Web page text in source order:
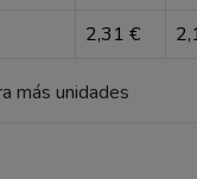
2,31 €
más unidades